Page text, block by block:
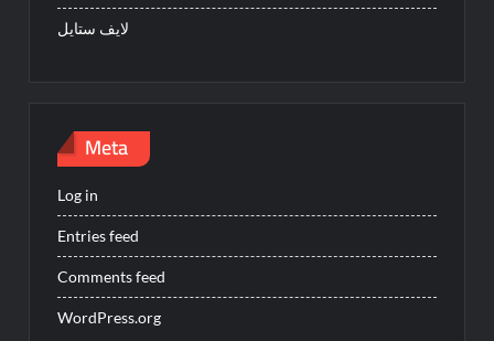
لايف ستايل
Meta
Log in
Entries feed
Comments feed
WordPress.org